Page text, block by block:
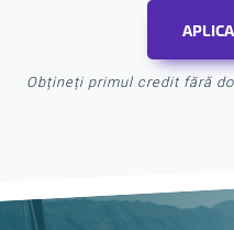
Obțineți primul credit fără